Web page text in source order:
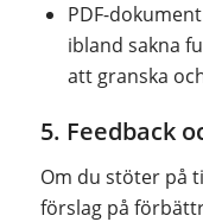
PDF-
ibland sakna
att granska
5. Feedback
Om du stöter på
förslag på